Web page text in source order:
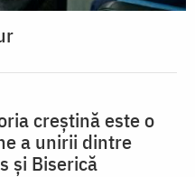
creștină este o
a unirii dintre
și Biserică